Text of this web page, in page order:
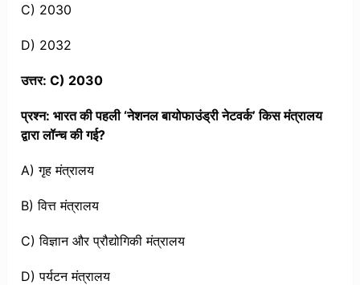
C) 2030
D) 2032
उत्तर: C) 2030
प्रश्न: भारत की पहली ‘नेशनल बायोफाउंड्री नेटवर्क’ किस मंत्रालय
द्वारा लॉन्च की गई?
A) गृह मंत्रालय
B) वित्त मंत्रालय
C) विज्ञान और प्रौद्योगिकी मंत्रालय
D) पर्यटन मंत्रालय